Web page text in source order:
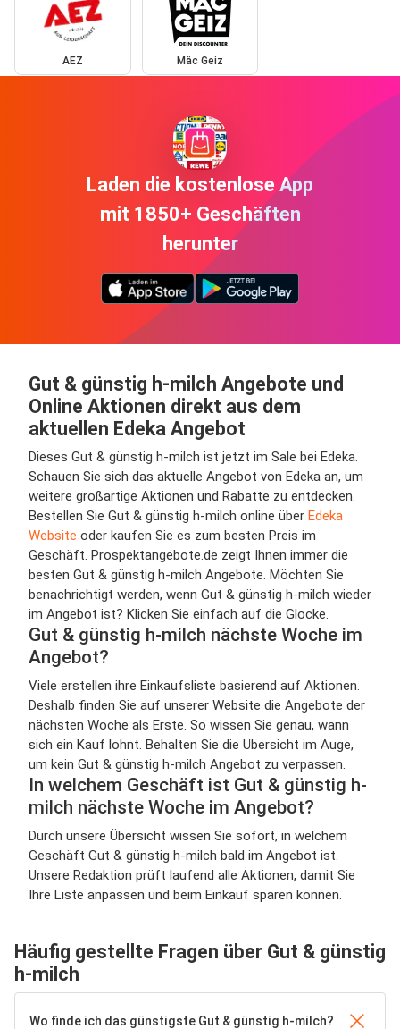
AEZ Mäc Geiz
Laden die kostenlose App
mit 1850+ Geschäften
herunter
Gut & günstig h-milch Angebote und
Online Aktionen direkt aus dem
aktuellen Edeka Angebot
Dieses Gut & günstig h-milch ist jetzt im Sale bei Edeka.
Schauen Sie sich das aktuelle Angebot von Edeka an, um
weitere großartige Aktionen und Rabatte zu entdecken.
Bestellen Sie Gut & günstig h-milch online über Edeka
Website oder kaufen Sie es zum besten Preis im
Geschäft. Prospektangebote.de zeigt Ihnen immer die
besten Gut & günstig h-milch Angebote. Möchten Sie
benachrichtigt werden, wenn Gut & günstig h-milch wieder
im Angebot ist? Klicken Sie einfach auf die Glocke.
Gut & günstig h-milch nächste Woche im
Angebot?
Viele erstellen ihre Einkaufsliste basierend auf Aktionen.
Deshalb finden Sie auf unserer Website die Angebote der
nächsten Woche als Erste. So wissen Sie genau, wann
sich ein Kauf lohnt. Behalten Sie die Übersicht im Auge,
um kein Gut & günstig h-milch Angebot zu verpassen.
In welchem Geschäft ist Gut & günstig h-
milch nächste Woche im Angebot?
Durch unsere Übersicht wissen Sie sofort, in welchem
Geschäft Gut & günstig h-milch bald im Angebot ist.
Unsere Redaktion prüft laufend alle Aktionen, damit Sie
Ihre Liste anpassen und beim Einkauf sparen können.
Häufig gestellte Fragen über Gut & günstig
h-milch
Wo finde ich das günstigste Gut & günstig h-milch?